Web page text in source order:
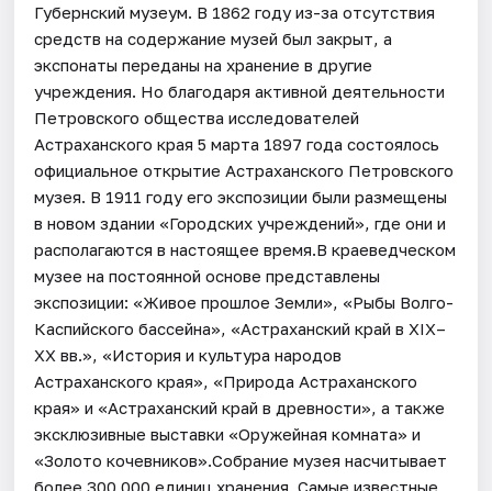
Губернский музеум. В 1862 году из-за отсутствия
средств на содержание музей был закрыт, а
экспонаты переданы на хранение в другие
учреждения. Но благодаря активной деятельности
Петровского общества исследователей
Астраханского края 5 марта 1897 года состоялось
официальное открытие Астраханского Петровского
музея. В 1911 году его экспозиции были размещены
в новом здании «Городских учреждений», где они и
располагаются в настоящее время.В краеведческом
музее на постоянной основе представлены
экспозиции: «Живое прошлое Земли», «Рыбы Волго-
Каспийского бассейна», «Астраханский край в XIX–
XX вв.», «История и культура народов
Астраханского края», «Природа Астраханского
края» и «Астраханский край в древности», а также
эксклюзивные выставки «Оружейная комната» и
«Золото кочевников».Собрание музея насчитывает
более 300 000 единиц хранения. Самые известные